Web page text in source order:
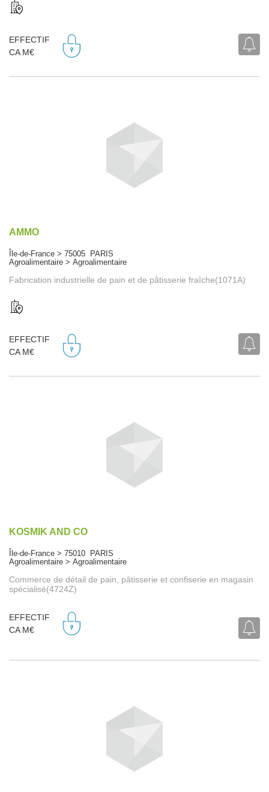
EFFECTIF
CA M€
AMMO
Île-de-France > 75005 PARIS
Agroalimentaire > Agroalimentaire
Fabrication industrielle de pain et de pâtisserie fraîche(1071A)
EFFECTIF
CA M€
KOSMIK AND CO
Île-de-France > 75010 PARIS
Agroalimentaire > Agroalimentaire
Commerce de détail de pain, pâtisserie et confiserie en magasin
spécialisé(4724Z)
EFFECTIF
CA M€